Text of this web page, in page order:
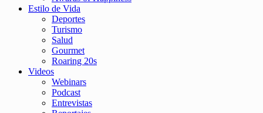
Estilo de Vida
Deportes
Turismo
Salud
Gourmet
Roaring 20s
Videos
Webinars
Podcast
Entrevistas